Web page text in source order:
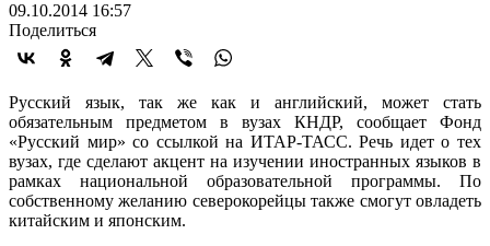
09.10.2014 16:57
Поделиться
Русский язык, так же как и английский, может стать
обязательным предметом в вузах КНДР, сообщает Фонд
«Русский мир» со ссылкой на ИТАР-ТАСС. Речь идет о тех
вузах, где сделают акцент на изучении иностранных языков в
рамках национальной образовательной программы. По
собственному желанию северокорейцы также смогут овладеть
китайским и японским.